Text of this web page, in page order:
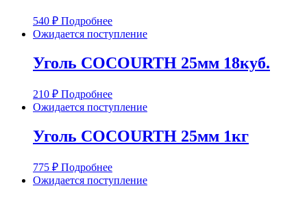
540 ₽ Подробнее
Ожидается поступление
Уголь COCOURTH 25мм 18куб.
210 ₽ Подробнее
Ожидается поступление
Уголь COCOURTH 25мм 1кг
775 ₽ Подробнее
Ожидается поступление